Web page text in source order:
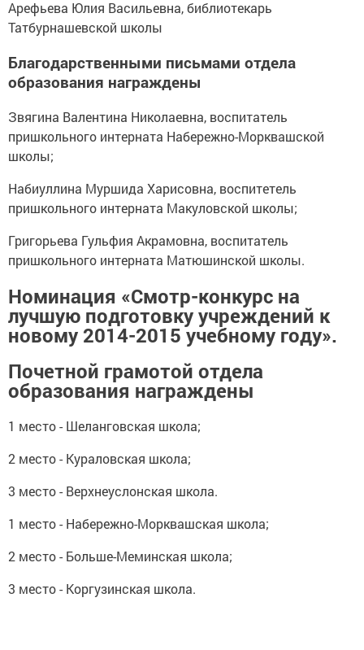
Арефьева Юлия Васильевна, библиотекарь
Татбурнашевской школы
Благодарственными письмами отдела
образования награждены
Звягина Валентина Николаевна, воспитатель
пришкольного интерната Набережно-Морквашской
школы;
Набиуллина Муршида Харисовна, воспитетель
пришкольного интерната Макуловской школы;
Григорьева Гульфия Акрамовна, воспитатель
пришкольного интерната Матюшинской школы.
Номинация «Смотр-конкурс на
лучшую подготовку учреждений к
новому 2014-2015 учебному году».
Почетной грамотой отдела
образования награждены
1 место - Шеланговская школа;
2 место - Кураловская школа;
3 место - Верхнеуслонская школа.
1 место - Набережно-Морквашская школа;
2 место - Больше-Меминская школа;
3 место - Коргузинская школа.